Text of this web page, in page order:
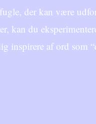
der kan være
kan du
inspirere af ord som